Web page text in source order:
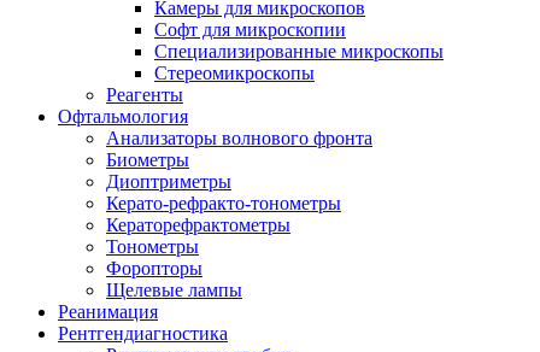
Камеры для микроскопов
Софт для микроскопии
Специализированные микроскопы
Стереомикроскопы
Реагенты
Офтальмология
Анализаторы волнового фронта
Биометры
Диоптриметры
Керато-рефракто-тонометры
Кераторефрактометры
Тонометры
Форопторы
Щелевые лампы
Реанимация
Рентгендиагностика